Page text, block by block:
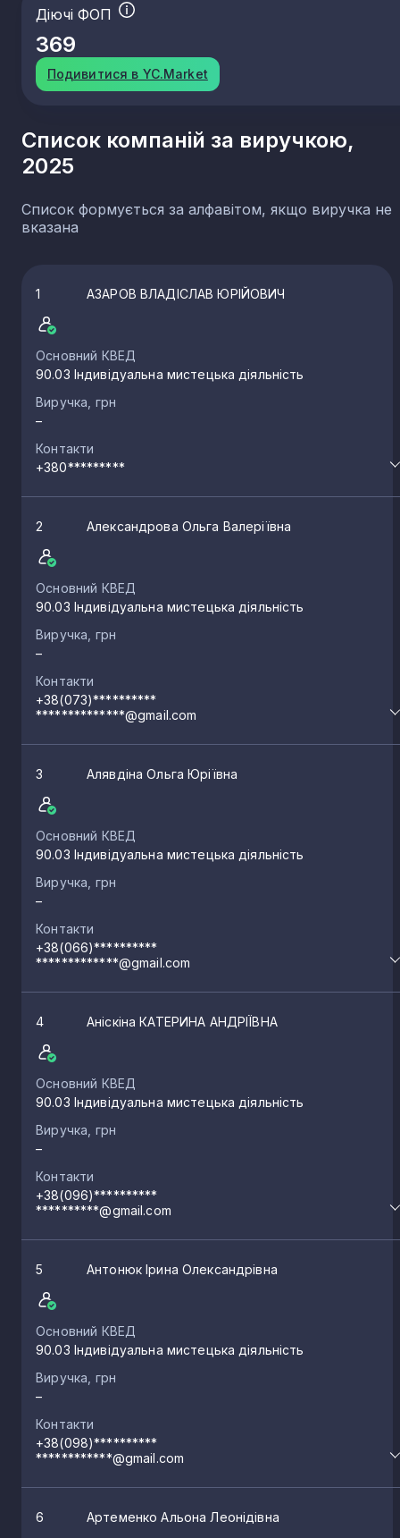
Діючі ФОП
369
Подивитися в YC.Market
Список компаній за виручкою,
2025
Список формується за алфавітом, якщо виручка не
вказана
1 АЗАРОВ ВЛАДІСЛАВ ЮРІЙОВИЧ
Основний КВЕД
90.03 Індивідуальна мистецька діяльність
Виручка, грн
–
Контакти
+380*********
2 Александрова Ольга Валеріївна
Основний КВЕД
90.03 Індивідуальна мистецька діяльність
Виручка, грн
–
Контакти
+38(073)**********
**************@gmail.com
3 Алявдіна Ольга Юріївна
Основний КВЕД
90.03 Індивідуальна мистецька діяльність
Виручка, грн
–
Контакти
+38(066)**********
*************@gmail.com
4 Аніскіна КАТЕРИНА АНДРІЇВНА
Основний КВЕД
90.03 Індивідуальна мистецька діяльність
Виручка, грн
–
Контакти
+38(096)**********
**********@gmail.com
5 Антонюк Ірина Олександрівна
Основний КВЕД
90.03 Індивідуальна мистецька діяльність
Виручка, грн
–
Контакти
+38(098)**********
************@gmail.com
6 Артеменко Альона Леонідівна